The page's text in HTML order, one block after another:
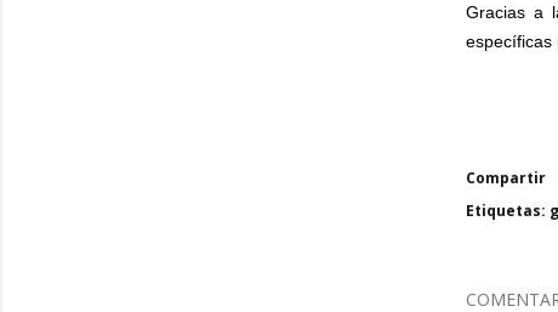
Gracias a
específicas
Compartir
Etiquetas: